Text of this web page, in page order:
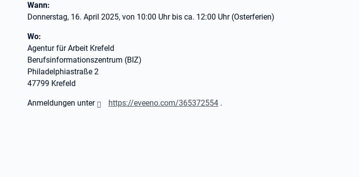
Wann:
Donnerstag, 16. April 2025, von 10:00 Uhr bis ca. 12:00 Uhr (Osterferien)
Wo:
Agentur für Arbeit Krefeld
Berufsinformationszentrum (BIZ)
Philadelphiastraße 2
47799 Krefeld
Anmeldungen unter https://eveeno.com/365372554 .